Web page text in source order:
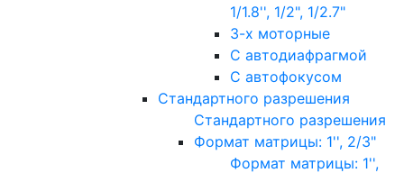
1/1.8'', 1/2", 1/2.7"
3-х моторные
С автодиафрагмой
С автофокусом
Стандартного разрешения
Стандартного разрешения
Формат матрицы: 1'', 2/3"
Формат матрицы: 1'',